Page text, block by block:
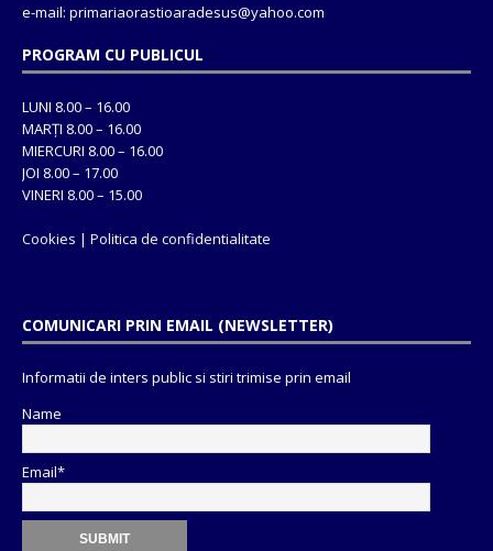
e-mail: primariaorastioaradesus@yahoo.com
PROGRAM CU PUBLICUL
LUNI 8.00 – 16.00
MARȚI 8.00 – 16.00
MIERCURI 8.00 – 16.00
JOI 8.00 – 17.00
VINERI 8.00 – 15.00
Cookies | Politica de confidentialitate
COMUNICARI PRIN EMAIL (NEWSLETTER)
Informatii de inters public si stiri trimise prin email
Name
Email*